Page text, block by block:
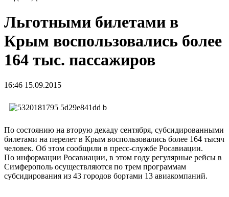
Льготными билетами в
Крым воспользовались более
164 тыс. пассажиров
16:46 15.09.2015
По состоянию на вторую декаду сентября, субсидированными
билетами на перелет в Крым воспользовались более 164 тысяч
человек. Об этом сообщили в пресс-службе Росавиации.
По информации Росавиации, в этом году регулярные рейсы в
Симферополь осуществляются по трем программам
субсидирования из 43 городов бортами 13 авиакомпаний.